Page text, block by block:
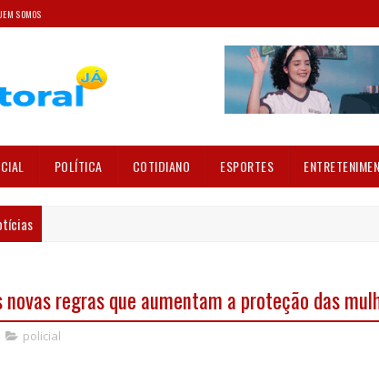
SOMOS
POLÍTICA COTIDIANO ESPORTES
novas regras que aumentam a proteção das
policial